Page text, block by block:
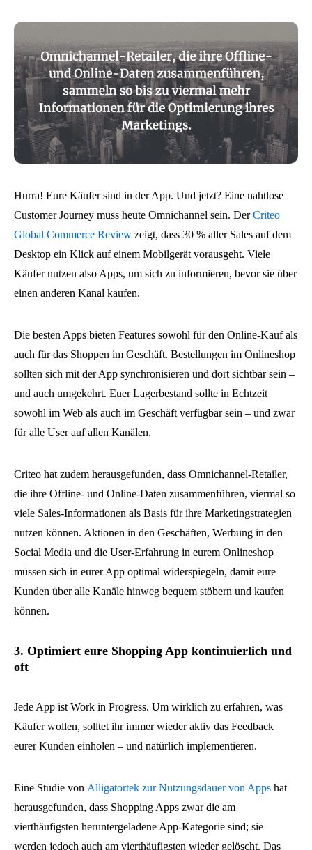
Hurra! Eure Käufer sind in der App. Und jetzt? Eine nahtlose
Customer Journey muss heute Omnichannel sein. DerCriteo
Global Commerce Review zeigt, dass 30 % aller Sales auf dem
Desktop ein Klick auf einem Mobilgerät vorausgeht. Viele
Käufer nutzen also Apps, um sich zu informieren, bevor sie über
einen anderen Kanal kaufen.
Die besten Apps bieten Features sowohl für den Online-Kauf als
auch für das Shoppen im Geschäft. Bestellungen im Onlineshop
sollten sich mit der App synchronisieren und dort sichtbar sein –
und auch umgekehrt. Euer Lagerbestand sollte in Echtzeit
sowohl im Web als auch im Geschäft verfügbar sein – und zwar
für alle User auf allen Kanälen.
Criteo hat zudem herausgefunden, dass Omnichannel-Retailer,
die ihre Offline- und Online-Daten zusammenführen, viermal so
viele Sales-Informationen als Basis für ihre Marketingstrategien
nutzen können. Aktionen in den Geschäften, Werbung in den
Social Media und die User-Erfahrung in eurem Onlineshop
müssen sich in eurer App optimal widerspiegeln, damit eure
Kunden über alle Kanäle hinweg bequem stöbern und kaufen
können.
3. Optimiert eure Shopping App kontinuierlich und
oft
Jede App ist Work in Progress. Um wirklich zu erfahren, was
Käufer wollen, solltet ihr immer wieder aktiv das Feedback
eurer Kunden einholen – und natürlich implementieren.
Eine Studie von Alligatortek zur Nutzungsdauer von Apps hat
herausgefunden, dass Shopping Apps zwar die am
vierthäufigsten heruntergeladene App-Kategorie sind; sie
werden jedoch auch am vierthäufigsten wieder gelöscht. Das